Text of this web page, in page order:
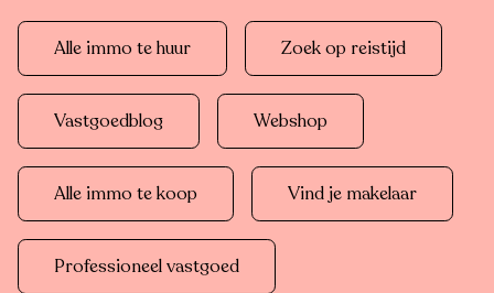
Alle immo te huur Zoek op reistijd
Vastgoedblog Webshop
Alle immo te koop Vind je makelaar
Professioneel vastgoed